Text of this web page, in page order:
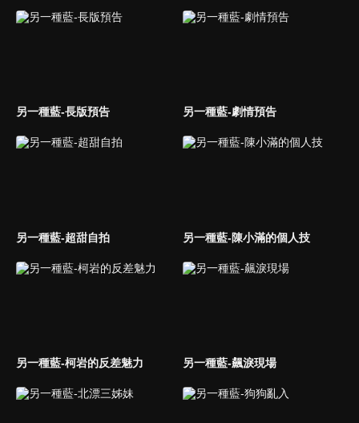
另一種藍-長版預告 另一種藍-劇情預告
另一種藍-超甜自拍 另一種藍-陳小滿的個人技
另一種藍-柯岩的反差魅力 另一種藍-飆淚現場